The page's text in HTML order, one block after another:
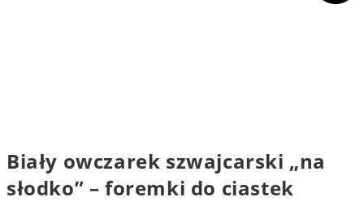
Biały owczarek szwajcarski „na
słodko” – foremki do ciastek